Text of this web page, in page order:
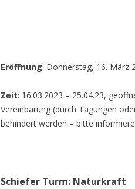
Eröffnung: Donnerstag, 16. März
Zeit: 16.03.2023 – 25.04.23,
Vereinbarung (durch Tagungen
behindert werden – bitte
Schiefer Turm: Naturkraft